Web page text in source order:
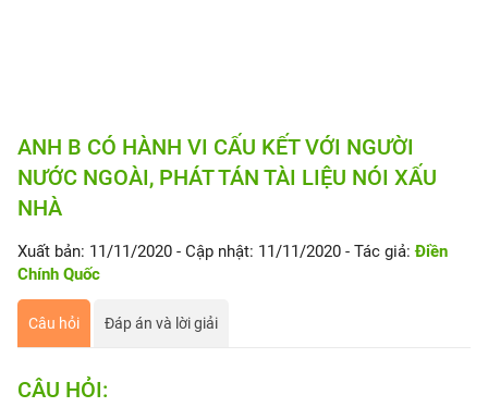
ANH B CÓ HÀNH VI CẤU KẾT VỚI NGƯỜI
NƯỚC NGOÀI, PHÁT TÁN TÀI LIỆU NÓI XẤU
NHÀ
Xuất bản: 11/11/2020 - Cập nhật: 11/11/2020 - Tác giả:Điền
Chính Quốc
Câu hỏi Đáp án và lời giải
CÂU HỎI: